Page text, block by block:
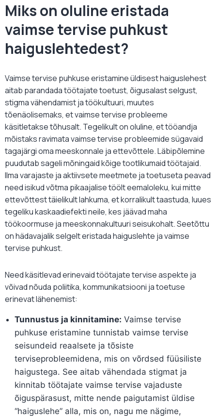
Miks on oluline eristada
vaimse tervise puhkust
haiguslehtedest?
Vaimse tervise puhkuse eristamine üldisest haiguslehest
aitab parandada töötajate toetust, õigusalast selgust,
stigma vähendamist ja töökultuuri, muutes
tõenäolisemaks, et vaimse tervise probleeme
käsitletakse tõhusalt. Tegelikult on oluline, et tööandja
mõistaks ravimata vaimse tervise probleemide sügavaid
tagajärgi oma meeskonnale ja ettevõttele. Läbipõlemine
puudutab sageli mõningaid kõige tootlikumaid töötajaid.
Ilma varajaste ja aktiivsete meetmete ja toetuseta peavad
need isikud võtma pikaajalise töölt eemaloleku, kui mitte
ettevõttest täielikult lahkuma, et korralikult taastuda, luues
tegeliku kaskaadiefekti neile, kes jäävad maha
töökoormuse ja meeskonnakultuuri seisukohalt. Seetõttu
on hädavajalik selgelt eristada haiguslehte ja vaimse
tervise puhkust.
Need käsitlevad erinevaid töötajate tervise aspekte ja
võivad nõuda poliitika, kommunikatsiooni ja toetuse
erinevat lähenemist:
Tunnustus ja kinnitamine: Vaimse tervise
puhkuse eristamine tunnistab vaimse tervise
seisundeid reaalsete ja tõsiste
terviseprobleemidena, mis on võrdsed füüsiliste
haigustega. See aitab vähendada stigmat ja
kinnitab töötajate vaimse tervise vajaduste
õiguspärasust, mitte nende paigutamist üldise
“haiguslehe” alla, mis on, nagu me nägime,